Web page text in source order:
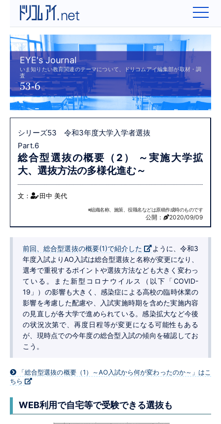
EYE's Journal
いま知りたい教育関連のテーマについて、ドリコムアイ編集部が取材・調
査
53-6
シリーズ53 令和3年度大学入学者選抜
Part.6
総合型選抜の概要（2）
～実施大学拡
大、選抜方法の多様化進む～
文： 田中 美代
※組織名称、施策、役職名などは原稿作成時のものです
公開： 2020/09/09
前回、総合型選抜の概要(1)で紹介した
ように、令和3
年度入試よりAO入試は総合型選抜と名称が変更になり、
選考で重視するポイントや選抜方法なども大きく変わっ
ている。また新型コロナウイルス（以下「COVID-
19」）の影響も大きく、感染症による高校の臨時休業の
影響を考慮した配慮や、入試実施時期を含めた実施内容
の見直しが各大学で進められている。感染拡大など今後
の状況次第で、再度日程等が変更になる可能性もある
が、現時点での今年度の総合型入試の傾向を確認してお
こう。
「総合型選抜の概要（1）～AO入試から何が変わったのか～」はこ
ちら
WEB利用で自宅等で受験できる選抜も